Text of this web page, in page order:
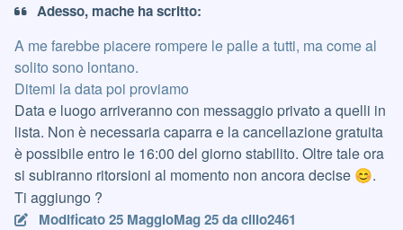
Adesso, mache ha scritto:
A me farebbe piacere rompere le palle a tutti, ma come al
solito sono lontano.
Ditemi la data poi proviamo
Data e luogo arriveranno con messaggio privato a quelli in
lista. Non è necessaria caparra e la cancellazione gratuita
è possibile entro le 16:00 del giorno stabilito. Oltre tale ora
si subiranno ritorsioni al momento non ancora decise 😊.
Ti aggiungo ?
Modificato25 MaggioMag 25da cillo2461